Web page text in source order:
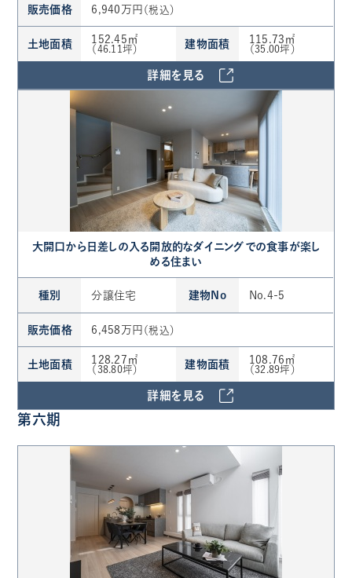
販売価格 6,940万円 （税込）
土地面積 152.45㎡
（46.11坪） 建物面積 115.73㎡
（35.00坪）
詳細を見る
大開口から日差しの入る開放的なダイニングでの食事が楽し
める住まい
種別 分譲住宅 建物No No.4-5
販売価格 6,458万円 （税込）
土地面積 128.27㎡
（38.80坪） 建物面積 108.76㎡
（32.89坪）
詳細を見る
第六期